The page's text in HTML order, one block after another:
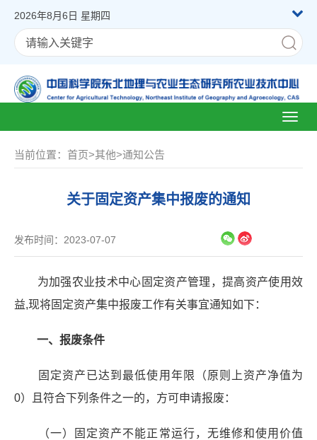
2026年8月6日 星期四
当前位置： 首页>其他>通知公告
关于固定资产集中报废的通知
发布时间：2023-07-07
为加强农业技术中心固定资产管理，提高资产使用效
益,现将固定资产集中报废工作有关事宜通知如下：
一、报废条件
固定资产已达到最低使用年限（原则上资产净值为
0）且符合下列条件之一的，方可申请报废：
（一）固定资产不能正常运行，无维修和使用价值